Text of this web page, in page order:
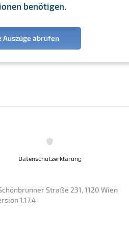
benötigen.
abrufen
Datenschutzerklärung
Straße 231, 1120 Wien
1.17.4